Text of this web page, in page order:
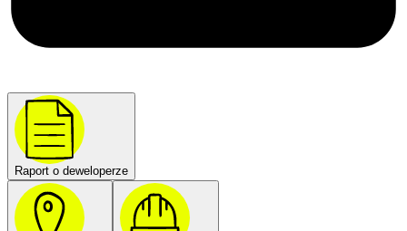
Raport o deweloperze